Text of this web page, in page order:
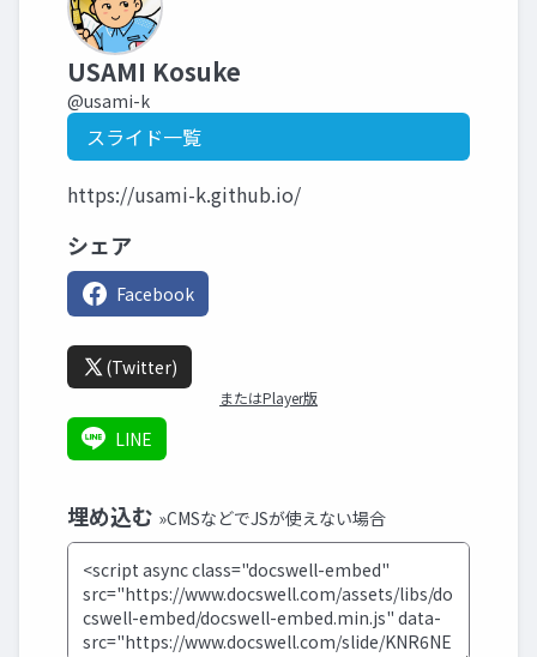
USAMI Kosuke
@usami-k
スライド一覧
https://usami-k.github.io/
シェア
Facebook
(Twitter)
またはPlayer版
LINE
埋め込む »CMSなどでJSが使えない場合